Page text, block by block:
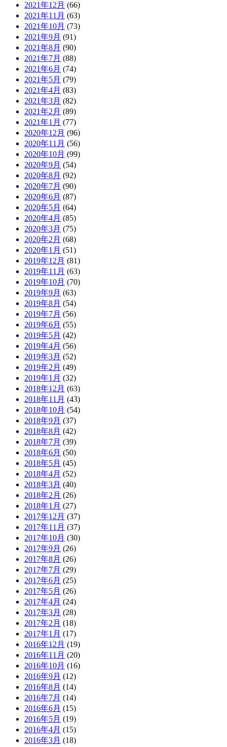
2021年12月 (66)
2021年11月 (63)
2021年10月 (73)
2021年9月 (91)
2021年8月 (90)
2021年7月 (88)
2021年6月 (74)
2021年5月 (79)
2021年4月 (83)
2021年3月 (82)
2021年2月 (89)
2021年1月 (77)
2020年12月 (96)
2020年11月 (56)
2020年10月 (99)
2020年9月 (54)
2020年8月 (92)
2020年7月 (90)
2020年6月 (87)
2020年5月 (64)
2020年4月 (85)
2020年3月 (75)
2020年2月 (68)
2020年1月 (51)
2019年12月 (81)
2019年11月 (63)
2019年10月 (70)
2019年9月 (63)
2019年8月 (54)
2019年7月 (56)
2019年6月 (55)
2019年5月 (42)
2019年4月 (56)
2019年3月 (52)
2019年2月 (49)
2019年1月 (32)
2018年12月 (63)
2018年11月 (43)
2018年10月 (54)
2018年9月 (37)
2018年8月 (42)
2018年7月 (39)
2018年6月 (50)
2018年5月 (45)
2018年4月 (52)
2018年3月 (40)
2018年2月 (26)
2018年1月 (27)
2017年12月 (37)
2017年11月 (37)
2017年10月 (30)
2017年9月 (26)
2017年8月 (26)
2017年7月 (29)
2017年6月 (25)
2017年5月 (26)
2017年4月 (24)
2017年3月 (28)
2017年2月 (18)
2017年1月 (17)
2016年12月 (19)
2016年11月 (20)
2016年10月 (16)
2016年9月 (12)
2016年8月 (14)
2016年7月 (14)
2016年6月 (15)
2016年5月 (19)
2016年4月 (15)
2016年3月 (18)